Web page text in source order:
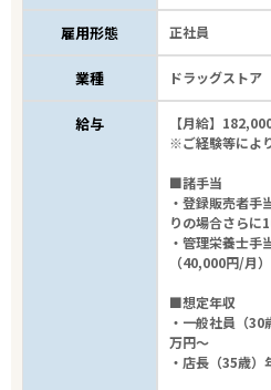
雇用形態 正社員
業種 ドラッグストア
給与
【月給】
※ご経験等によ
■諸手当
・登録販売者
りの場合さらに
・管理栄養士手
（40,000円/月）
■想定年収
・一般社員（
万円～
・店長（35歳